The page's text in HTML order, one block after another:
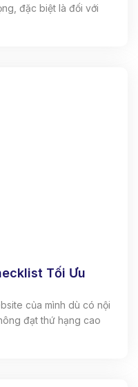
đặc biệt là đối với
Tối Ưu
của mình dù có nội
đạt thứ hạng cao